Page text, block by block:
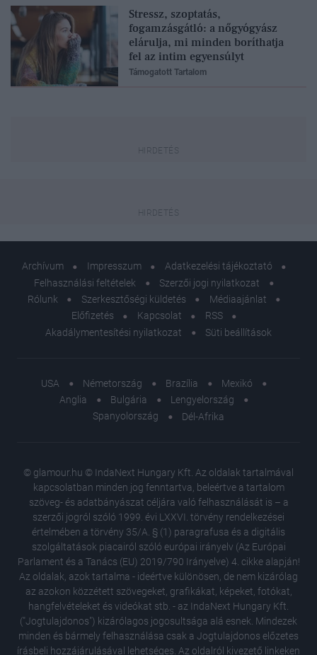
Stressz, szoptatás,
fogamzásgátló: a nőgyógyász
elárulja, mi minden boríthatja
fel az intim egyensúlyt
Támogatott Tartalom
Archívum Impresszum
Adatkezelési tájékoztató
Felhasználási feltételek
Szerzői jogi nyilatkozat
Rólunk
Szerkesztőségi küldetés
Médiaajánlat
Előfizetés
Kapcsolat
RSS
Akadálymentesítési nyilatkozat
Süti beállítások
USA Németország Brazília
Mexikó
Anglia
Bulgária
Lengyelország
Spanyolország
Dél-Afrika
© glamour.hu © IndaNext Hungary Kft. Az oldalak tartalmával
kapcsolatban minden jog fenntartva, beleértve a tartalom
szöveg- és adatbányászat céljára való felhasználását is – a
szerzői jogról szóló 1999. évi LXXVI. törvény rendelkezései
értelmében a törvény 35/A. § (1) paragrafusa és a digitális
szolgáltatások piacairól szóló európai irányelv (Az Európai
Parlament és a Tanács (EU) 2019/790 Irányelve) 4. cikke alapján!
Az oldalak, azok tartalma - ideértve különösen, de nem kizárólag
az azokon közzétett szövegeket, grafikákat, képeket, fotókat,
hangfelvételeket és videókat stb. - az IndaNext Hungary Kft.
("Jogtulajdonos") kizárólagos jogosultsága alá esnek. Mindezek
minden és bármely felhasználása csak a Jogtulajdonos előzetes
írásbeli hozzájárulásával lehetséges. Az oldalról kivezető linkeken